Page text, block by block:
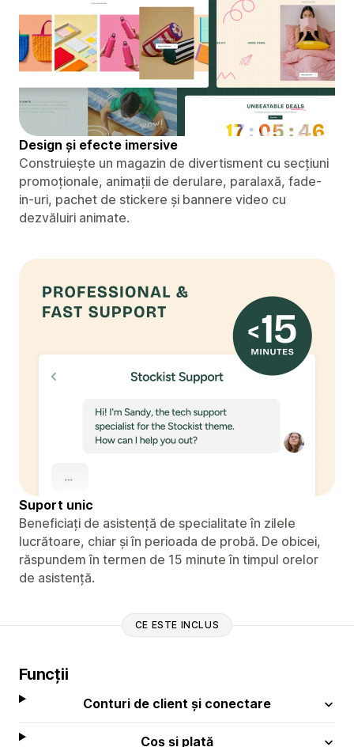
Design și efecte imersive
Construiește un magazin de divertisment cu secțiuni
promoționale, animații de derulare, paralaxă, fade-
in-uri, pachet de stickere și bannere video cu
dezvăluiri animate.
Suport unic
Beneficiați de asistență de specialitate în zilele
lucrătoare, chiar și în perioada de probă. De obicei,
răspundem în termen de 15 minute în timpul orelor
de asistență.
CE ESTE INCLUS
Funcții
Conturi de client și conectare
Coș și plată